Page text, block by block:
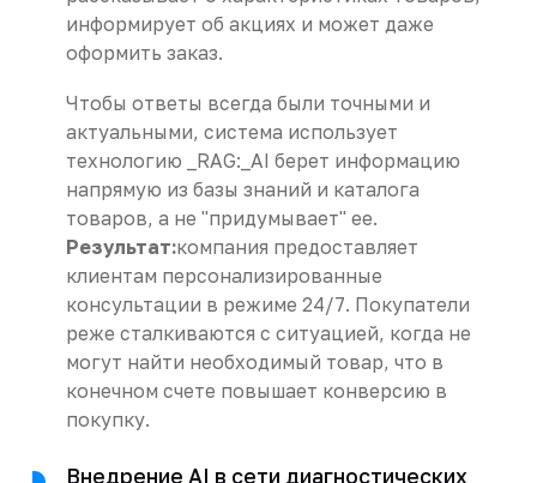
информирует об акциях и может даже
оформить заказ.
Чтобы ответы всегда были точными и
актуальными, система использует
технологию _RAG:_AI берет информацию
напрямую из базы знаний и каталога
товаров, а не "придумывает" ее.
Результат:компания предоставляет
клиентам персонализированные
консультации в режиме 24/7. Покупатели
реже сталкиваются с ситуацией, когда не
могут найти необходимый товар, что в
конечном счете повышает конверсию в
покупку.
Внедрение AI в сети диагностических